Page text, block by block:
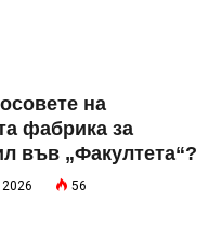
на
фабрика за
във „Факултета“?
56